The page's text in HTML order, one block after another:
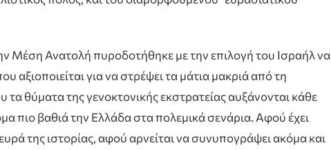
Μέση Ανατολή πυροδοτήθηκε με την επιλογή του Ισραήλ να
αξιοποιείται για να στρέψει τα μάτια μακριά από τη
θύματα της γενοκτονικής εκστρατείας αυξάνονται κάθε
πιο βαθιά την Ελλάδα στα πολεμικά σενάρια. Αφού έχει
της ιστορίας, αφού αρνείται να συνυπογράψει ακόμα και